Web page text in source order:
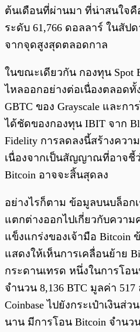
ต้นเดือนที่ผ่านมา ที่น่าสนใจคื
ระดับ 61,766 ดอลลาร์ ในสัป
จากจุดสูงสุดตลอดกาล
ในขณะเดียวกัน กองทุน Spot
ไหลออกอย่างต่อเนื่องตลอด
GBTC ของ Grayscale และก
ได้ชัดของกองทุน IBIT จาก
Fidelity การลดลงนี้สร้างควา
เนื่องจากเป็นสัญญาณที่อาจชี้
Bitcoin อาจจะสิ้นสุดลง
อย่างไรก็ตาม ข้อมูลบนบล็อก
แตกต่างออกไปเกี่ยวกับควา
แข็งแกร่งของเจ้ามือ Bitcoin
แสดงให้เห็นการเคลื่อนย้าย
กระดานเทรด หนึ่งในการโอ
จำนวน 8,136 BTC มูลค่า
Coinbase ไปยังกระเป๋าเงินส่
นาน มีการโอน Bitcoin จำนว